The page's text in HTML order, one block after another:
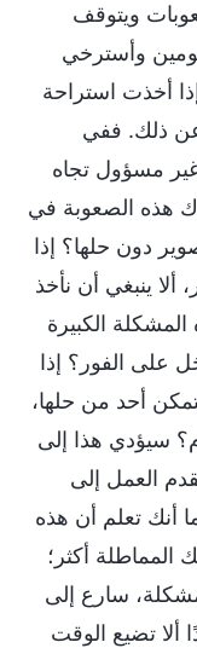
ويتوقف
وأسترخي
أخذت استراحة
عن ذلك. ففي
غير مسؤول تجاه
هذه الصعوبة في
دون حلها؟ إذا
ينبغي أن نأخذ
الكبيرة
على الفور؟ إذا
أحد من حلها،
سيؤدي هذا إلى
العمل إلى
أنك تعلم أن هذه
المماطلة أكثر؛
سارع إلى
ألا تضيع الوقت